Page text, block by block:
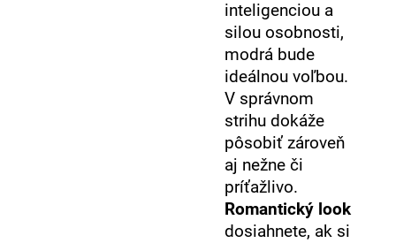
inteligenciou a
silou osobnosti,
modrá bude
ideálnou voľbou.
V správnom
strihu dokáže
pôsobiť zároveň
aj nežne či
príťažlivo.
Romantický look
dosiahnete, ak si